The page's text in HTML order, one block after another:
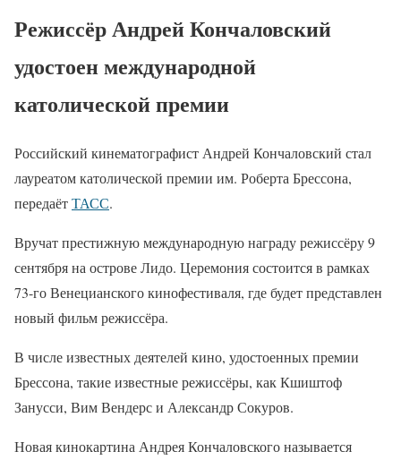
Режиссёр Андрей Кончаловский
удостоен международной
католической премии
Российский кинематографист Андрей Кончаловский стал
лауреатом католической премии им. Роберта Брессона,
передаётТАСС.
Вручат престижную международную награду режиссёру 9
сентября на острове Лидо. Церемония состоится в рамках
73-го Венецианского кинофестиваля, где будет представлен
новый фильм режиссёра.
В числе известных деятелей кино, удостоенных премии
Брессона, такие известные режиссёры, как Кшиштоф
Занусси, Вим Вендерс и Александр Сокуров.
Новая кинокартина Андрея Кончаловского называется